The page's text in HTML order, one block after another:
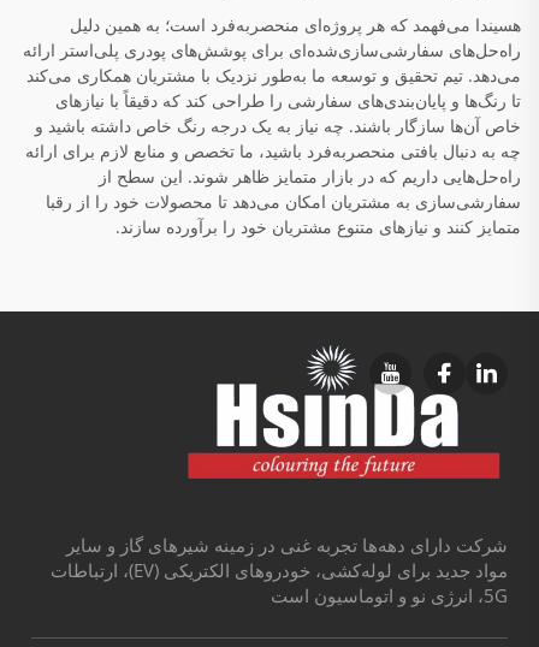
هسیندا می‌فهمد که هر پروژه‌ای منحصربه‌فرد است؛ به همین دلیل
راه‌حل‌های سفارشی‌سازی‌شده‌ای برای پوشش‌های پودری پلی‌استر ارائه
می‌دهد. تیم تحقیق و توسعه ما به‌طور نزدیک با مشتریان همکاری می‌کند
تا رنگ‌ها و پایان‌بندی‌های سفارشی را طراحی کند که دقیقاً با نیازهای
خاص آن‌ها سازگار باشند. چه نیاز به یک درجه رنگ خاص داشته باشید و
چه به دنبال بافتی منحصربه‌فرد باشید، ما تخصص و منابع لازم برای ارائه
راه‌حل‌هایی داریم که در بازار متمایز ظاهر شوند. این سطح از
سفارشی‌سازی به مشتریان امکان می‌دهد تا محصولات خود را از رقبا
متمایز کنند و نیازهای متنوع مشتریان خود را برآورده سازند.
شرکت دارای دهه‌ها تجربه غنی در زمینه شیرهای گاز و سایر
مواد جدید برای لوله‌کشی، خودروهای الکتریکی (EV)، ارتباطات
5G، انرژی نو و اتوماسیون است